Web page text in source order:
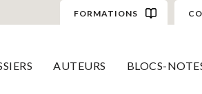
FORMATIONS
AUTEURS BLOCS-